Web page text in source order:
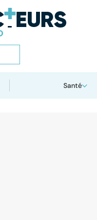
Santé